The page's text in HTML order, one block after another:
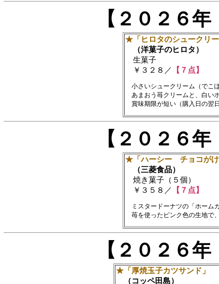
【２０２６
★「ヒロタのシュークリ
（洋菓子のヒロタ）
生菓子
￥３２８／
【７点】
小さいシュークリーム（でこ
あまおう苺クリームと、白い
【２０２６
★「ハーシー チョコがけ
（三菱食品）
焼き菓子（５個）
￥３５８／
【７点】
ミスタードーナツの「ホーム
【２０２６
★「厚焼玉子カツサンド」
（コッペ田島）